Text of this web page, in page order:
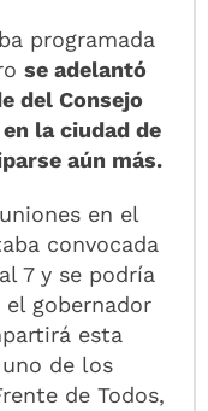
programada
se adelantó
del Consejo
la ciudad de
aún más.
en el
convocada
7 y se podría
el gobernador
esta
de los
de Todos,